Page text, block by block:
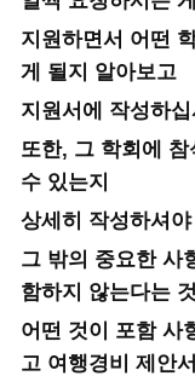
지원하면서 어떤
게 될지 알아보고
지원서에 작성하
또한, 그 학회에
수 있는지
상세히 작성하셔
그 밖의 중요한 사
함하지 않는다는
어떤 것이 포함 사
고 여행경비 제안